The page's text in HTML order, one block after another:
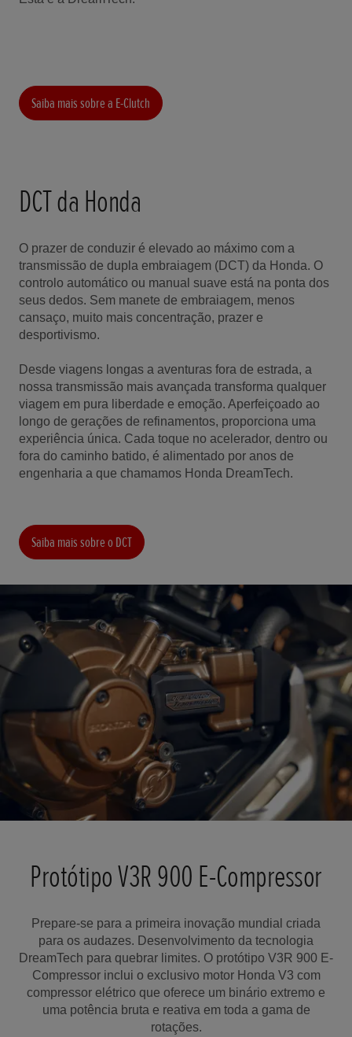
Saiba mais sobre a E-Clutch
DCT da Honda
O prazer de conduzir é elevado ao máximo com a
transmissão de dupla embraiagem (DCT) da Honda. O
controlo automático ou manual suave está na ponta dos
seus dedos. Sem manete de embraiagem, menos
cansaço, muito mais concentração, prazer e
desportivismo.
Desde viagens longas a aventuras fora de estrada, a
nossa transmissão mais avançada transforma qualquer
viagem em pura liberdade e emoção. Aperfeiçoado ao
longo de gerações de refinamentos, proporciona uma
experiência única. Cada toque no acelerador, dentro ou
fora do caminho batido, é alimentado por anos de
engenharia a que chamamos Honda DreamTech.
Saiba mais sobre o DCT
Protótipo V3R 900 E-Compressor
Prepare-se para a primeira inovação mundial criada
para os audazes. Desenvolvimento da tecnologia
DreamTech para quebrar limites. O protótipo V3R 900 E-
Compressor inclui o exclusivo motor Honda V3 com
compressor elétrico que oferece um binário extremo e
uma potência bruta e reativa em toda a gama de
rotações.